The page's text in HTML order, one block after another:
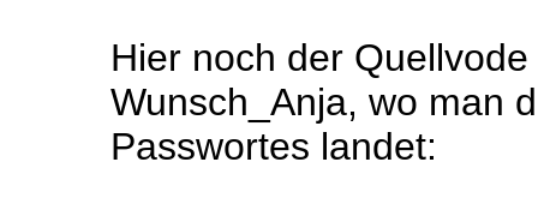
Hier noch der
Wunsch_Anja, wo man
Passwortes landet: